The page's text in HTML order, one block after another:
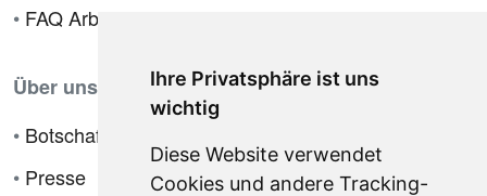
Ihre Privatsphäre ist uns
wichtig
Diese Website verwendet
Cookies und andere Tracking-
• FAQ Arbeitgeber
Über uns
• Botschafterprogramm
• Presse